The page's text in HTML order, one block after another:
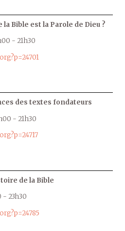
la Bible est la Parole de Dieu ?
- 21h30
des textes fondateurs
- 21h30
de la Bible
- 23h30